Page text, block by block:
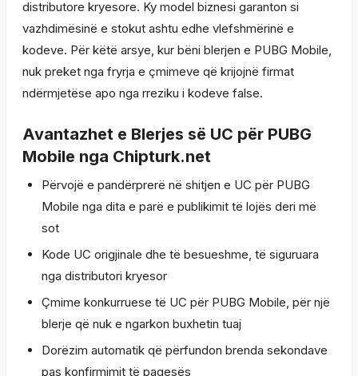
distributore kryesore. Ky model biznesi garanton si
vazhdimësinë e stokut ashtu edhe vlefshmërinë e
kodeve. Për këtë arsye, kur bëni blerjen e PUBG Mobile,
nuk preket nga fryrja e çmimeve që krijojnë firmat
ndërmjetëse apo nga rreziku i kodeve false.
Avantazhet e Blerjes së UC për PUBG
Mobile nga Chipturk.net
Përvojë e pandërprerë në shitjen e UC për PUBG
Mobile nga dita e parë e publikimit të lojës deri më
sot
Kode UC origjinale dhe të besueshme, të siguruara
nga distributori kryesor
Çmime konkurruese të UC për PUBG Mobile, për një
blerje që nuk e ngarkon buxhetin tuaj
Dorëzim automatik që përfundon brenda sekondave
pas konfirmimit të pagesës